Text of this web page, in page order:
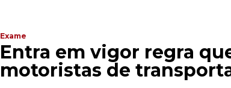
Exame
Entra em vigor regra
motoristas de